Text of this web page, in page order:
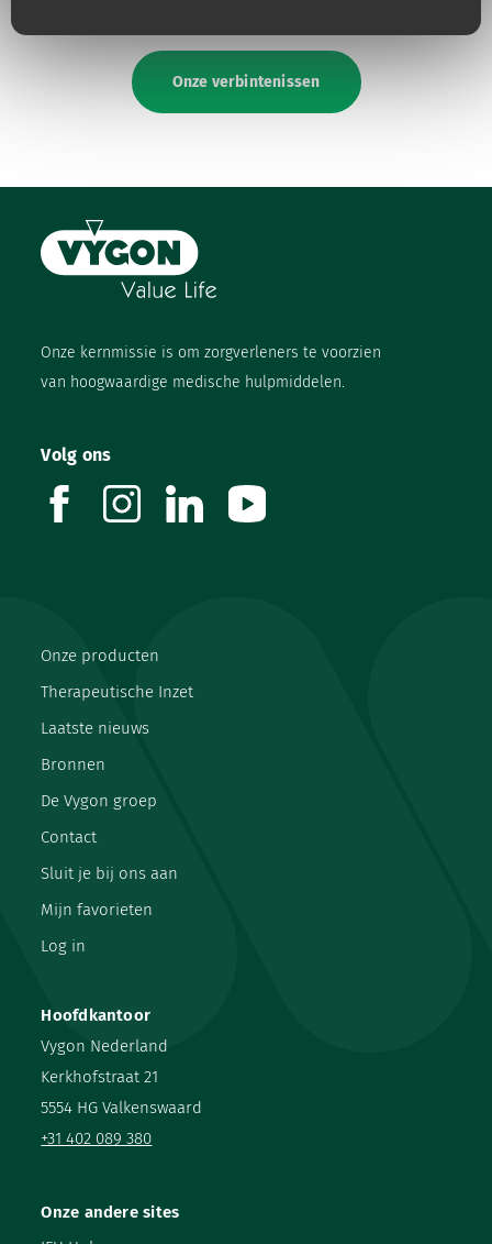
Onze verbintenissen
Onze kernmissie is om zorgverleners te voorzien
van hoogwaardige medische hulpmiddelen.
Hoofdkantoor
Vygon Nederland
Kerkhofstraat 21
5554 HG Valkenswaard
+31 402 089 380
Onze producten
Therapeutische Inzet
Laatste nieuws
Bronnen
De Vygon groep
Contact
Sluit je bij ons aan
Mijn favorieten
Log in
Onze andere sites
Volg ons
facebookinstagramlinkedin